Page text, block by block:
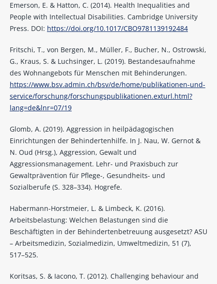
Emerson, E. & Hatton, C. (2014). Health Inequalities and
People with Intellectual Disabilities. Cambridge University
Press. DOI: https://doi.org/10.1017/CBO9781139192484
Fritschi, T., von Bergen, M., Müller, F., Bucher, N., Ostrowski,
G., Kraus, S. & Luchsinger, L. (2019). Bestandesaufnahme
des Wohnangebots für Menschen mit Behinderungen.
https://www.bsv.admin.ch/bsv/de/home/publikationen-und-
service/forschung/forschungspublikationen.exturl.html?
lang=de&lnr=07/19
Glomb, A. (2019). Aggression in heilpädagogischen
Einrichtungen der Behindertenhilfe. In J. Nau, W. Gernot &
N. Oud (Hrsg.), Aggression, Gewalt und
Aggressionsmanagement. Lehr- und Praxisbuch zur
Gewaltprävention für Pflege-, Gesundheits- und
Sozialberufe (S. 328–334). Hogrefe.
Habermann-Horstmeier, L. & Limbeck, K. (2016).
Arbeitsbelastung: Welchen Belastungen sind die
Beschäftigten in der Behindertenbetreuung ausgesetzt? ASU
– Arbeitsmedizin, Sozialmedizin, Umweltmedizin, 51 (7),
517–525.
Koritsas, S. & Iacono, T. (2012). Challenging behaviour and